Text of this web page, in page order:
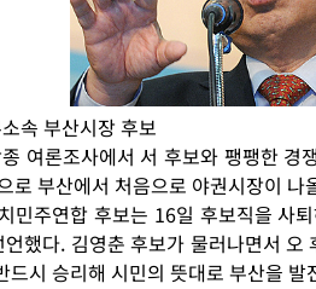
속 부산시장 후보
여론조사에서 서 후보와 팽팽한 경
로 부산에서 처음으로 야권시장이 나
민주연합 후보는 16일 후보직을 사
언했다. 김영춘 후보가 물러나면서
드시 승리해 시민의 뜻대로 부산을 발